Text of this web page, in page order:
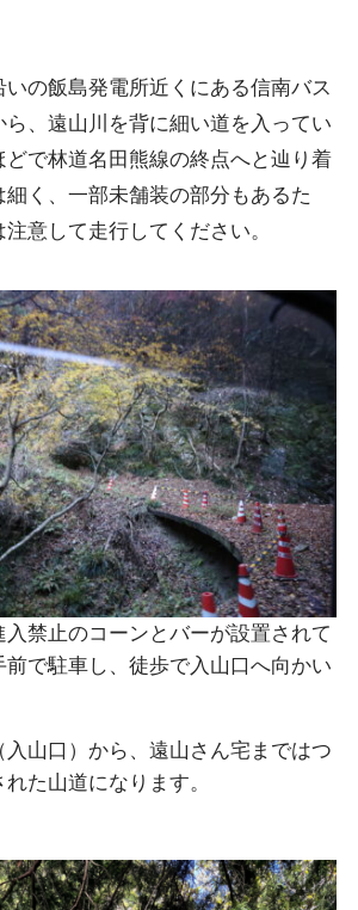
いの飯島発電所近くにある信南バス
ら、遠山川を背に細い道を入ってい
どで林道名田熊線の終点へと辿り着
細く、一部未舗装の部分もあるた
意して走行してください。
禁止のコーンとバーが設置されて
前で駐車し、徒歩で入山口へ向かい
山口）から、遠山さん宅まではつ
た山道になります。